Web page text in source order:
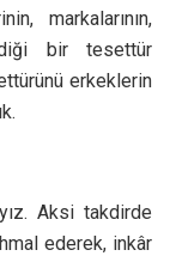
markalarının,
bir tesettür
erkeklerin
Aksi takdirde
ederek, inkâr